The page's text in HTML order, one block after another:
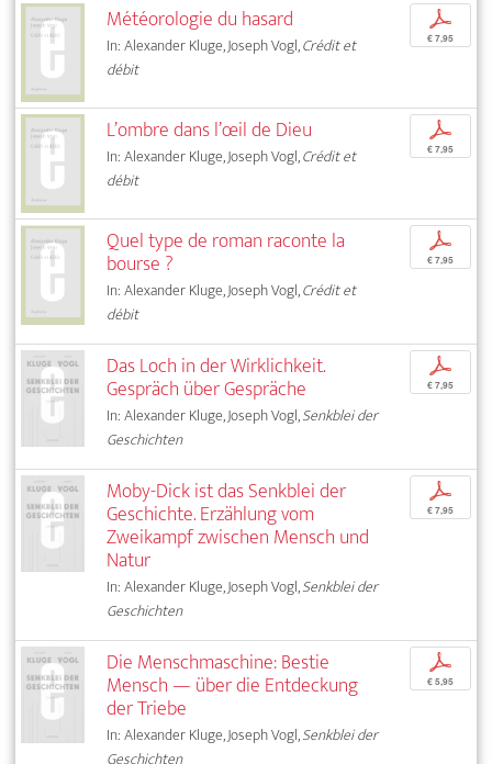
Météorologie du hasard
In: Alexander Kluge, Joseph Vogl,Crédit et
débit
p
€ 7,95
L’ombre dans l’œil de Dieu
In: Alexander Kluge, Joseph Vogl,Crédit et
débit
p
€ 7,95
Quel type de roman raconte la
bourse ?
In: Alexander Kluge, Joseph Vogl,Crédit et
débit
p
€ 7,95
Das Loch in der Wirklichkeit.
Gespräch über Gespräche
In: Alexander Kluge, Joseph Vogl,Senkblei der
Geschichten
p
€ 7,95
Moby-Dick ist das Senkblei der
Geschichte. Erzählung vom
Zweikampf zwischen Mensch und
Natur
In: Alexander Kluge, Joseph Vogl,Senkblei der
Geschichten
p
€ 7,95
Die Menschmaschine: Bestie
Mensch — über die Entdeckung
der Triebe
In: Alexander Kluge, Joseph Vogl,Senkblei der
p
€ 5,95